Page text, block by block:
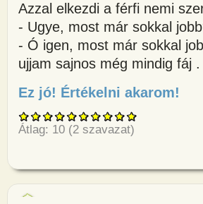
Azzal elkezdi a férfi nemi
- Ugye, most már sokkal
- Ó igen, most már sokkal
ujjam sajnos még mindig fáj .
Ez jó! Értékelni akarom!
Átlag: 10 (2 szavazat)